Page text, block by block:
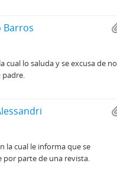
Barros
cual lo saluda y se excusa de no
padre.
la cual le informa que se
por parte de una revista.